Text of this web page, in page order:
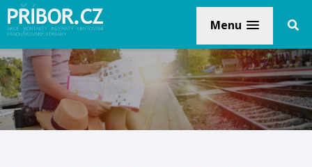
Menu